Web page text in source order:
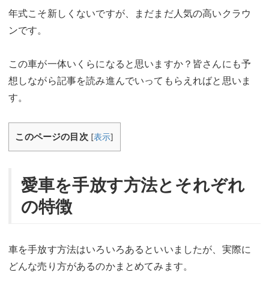
年式こそ新しくないですが、まだまだ人気の高いクラウ
ンです。
この車が一体いくらになると思いますか？皆さんにも予
想しながら記事を読み進んでいってもらえればと思いま
す。
このページの目次 [表示]
愛車を手放す方法とそれぞれ
の特徴
車を手放す方法はいろいろあるといいましたが、実際に
どんな売り方があるのかまとめてみます。